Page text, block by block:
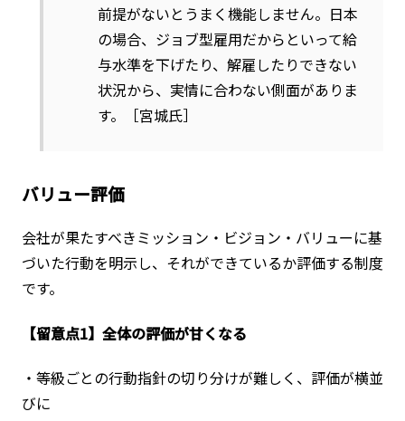
前提がないとうまく機能しません。日本
の場合、ジョブ型雇用だからといって給
与水準を下げたり、解雇したりできない
状況から、実情に合わない側面がありま
す。［宮城氏］
バリュー評価
会社が果たすべきミッション・ビジョン・バリューに基
づいた行動を明示し、それができているか評価する制度
です。
【留意点1】全体の評価が甘くなる
・等級ごとの行動指針の切り分けが難しく、評価が横並
びに